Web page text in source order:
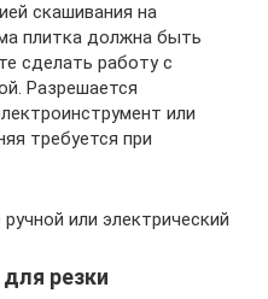
скашивания на
плитка должна быть
сделать работу с
Разрешается
или
требуется при
или электрический
резки